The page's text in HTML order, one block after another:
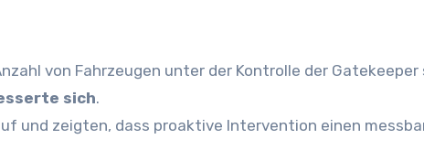
von Fahrzeugen unter der Kontrolle der Gatekeeper
sich.
und zeigten, dass proaktive Intervention einen